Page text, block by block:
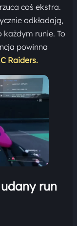
coś ekstra.
odkładają,
runie. To
powinna
Raiders.
run